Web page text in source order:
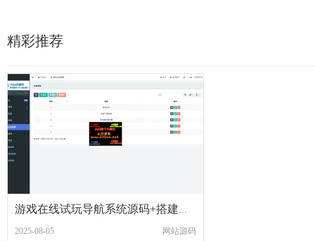
精彩推荐
2025-08-05 网站源码